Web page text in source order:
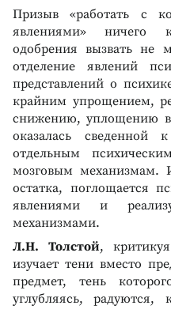
Призыв «работать с
явлениями» ничего
одобрения вызвать не
отделение явлений
представлений о
крайним упрощением,
снижению, уплощению
оказалась
отдельным
мозговым механизмам.
остатка, поглощается
явлениями и
механизмами.
Л.H. Толстой,
изучает тени вместо
предмет, тень
углубляясь,